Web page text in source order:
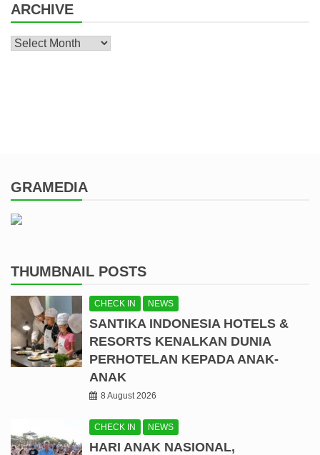
ARCHIVE
Archive
GRAMEDIA
THUMBNAIL POSTS
CHECK IN NEWS
SANTIKA INDONESIA HOTELS &
RESORTS KENALKAN DUNIA
PERHOTELAN KEPADA ANAK-
ANAK
8 August 2026
CHECK IN NEWS
HARI ANAK NASIONAL,